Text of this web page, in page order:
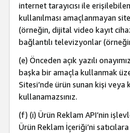
internet tarayıcısı ile
kullanılması amaçlanmayan
(örneğin, dijital video kayıt
bağlantılı televizyonlar
(e) Önceden açık yazılı
başka bir amaçla kullanmak
Sitesi’nde ürün sunan kişi
kullanamazsınız.
(f) (i) Ürün Reklam API’nin
Ürün Reklam İçeriği’ni